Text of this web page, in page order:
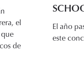
el
de
El año
este